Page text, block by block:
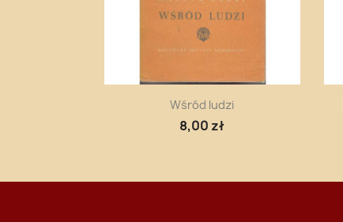
Szybki podgląd
Wśród ludzi
8,00 zł